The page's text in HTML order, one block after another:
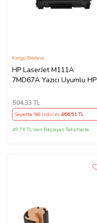
HP LaserJet M111A
7MD67A Yazıcı Uyumlu HP
Toner (Siyah)
Kargo Bedava
504,33 TL
Sepette %8 İndirim 466,51 TL
49,76 TL'den Başlayan Taksitlerle